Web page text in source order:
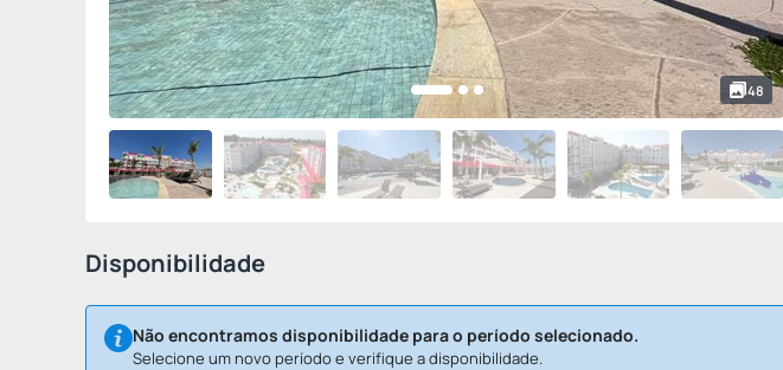
48
Disponibilidade
Não encontramos disponibilidade para o período selecionado.
Selecione um novo período e verifique a disponibilidade.